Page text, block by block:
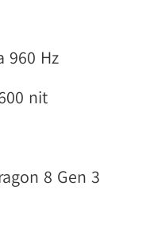
960 Hz
nit
8 Gen 3